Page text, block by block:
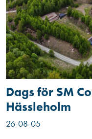
Dags för SM
Hässleholm
26-08-05